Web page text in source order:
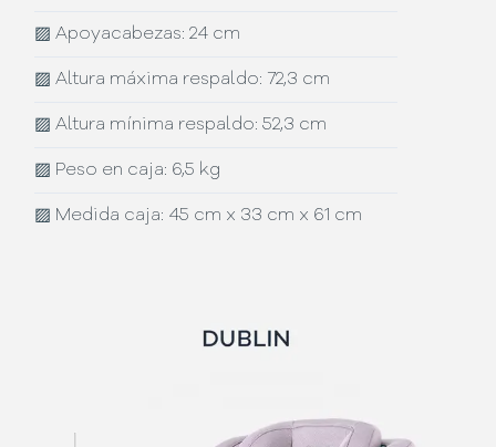
▨Apoyacabezas: 24 cm
▨Altura máxima respaldo: 72,3 cm
▨Altura mínima respaldo: 52,3 cm
▨ Peso en caja: 6,5 kg
▨ Medida caja: 45 cm x 33 cm x 61 cm